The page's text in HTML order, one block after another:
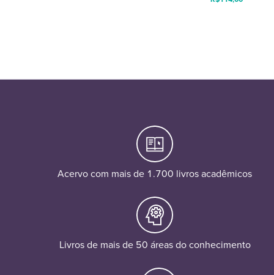
Acervo com mais de 1.700 livros acadêmicos
Livros de mais de 50 áreas do conhecimento